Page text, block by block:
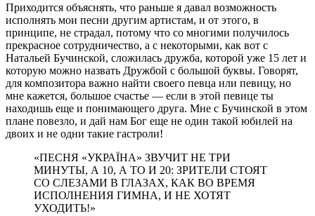
Приходится объяснять, что раньше я давал возможность
исполнять мои песни другим артистам, и от этого, в
принципе, не страдал, потому что со многими получилось
прекрасное сотрудничество, а с некоторыми, как вот с
Натальей Бучинской, сложилась дружба, которой уже 15 лет и
которую можно назвать Дружбой с большой буквы. Говорят,
для композитора важно найти своего певца или певицу, но
мне кажется, большое счастье — если в этой певице ты
находишь еще и понимающего друга. Мне с Бучинской в этом
плане повезло, и дай нам Бог еще не один такой юбилей на
двоих и не одни такие гастроли!
«ПЕСНЯ «УКРАЇНА» ЗВУЧИТ НЕ ТРИ
МИНУТЫ, А 10, А ТО И 20: ЗРИТЕЛИ СТОЯТ
СО СЛЕЗАМИ В ГЛАЗАХ, КАК ВО ВРЕМЯ
ИСПОЛНЕНИЯ ГИМНА, И НЕ ХОТЯТ
УХОДИТЬ!»